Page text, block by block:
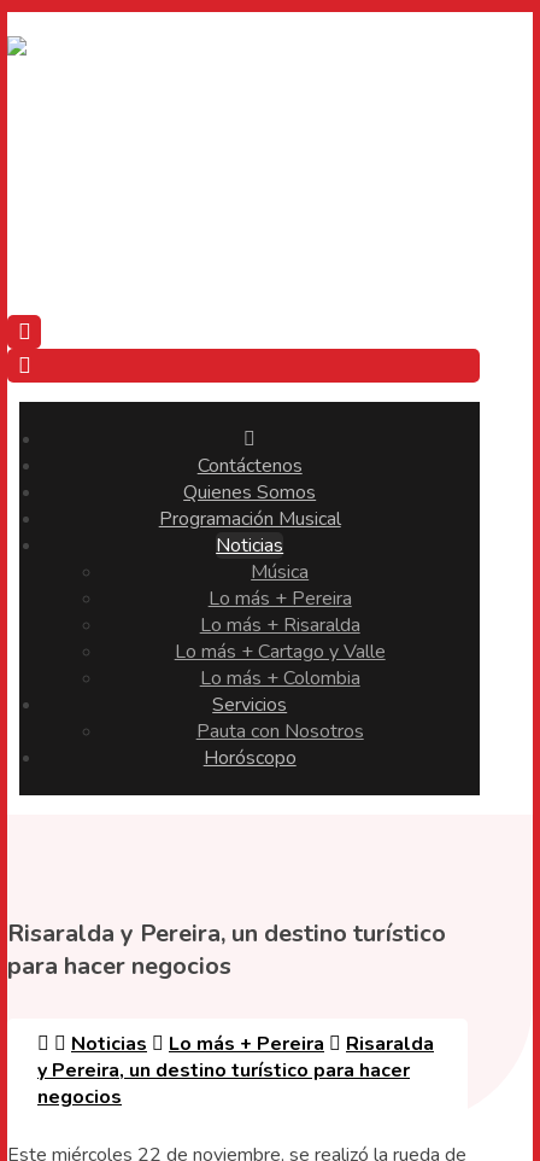
Contáctenos
Quienes Somos
Programación Musical
Noticias
Música
Lo más + Pereira
Lo más + Risaralda
Lo más + Cartago y Valle
Lo más + Colombia
Servicios
Pauta con Nosotros
Horóscopo
Risaralda y Pereira, un destino turístico
para hacer negocios
Noticias Lo más + Pereira
Risaralda
y Pereira, un destino turístico para hacer
negocios
Este miércoles 22 de noviembre, se realizó la rueda de